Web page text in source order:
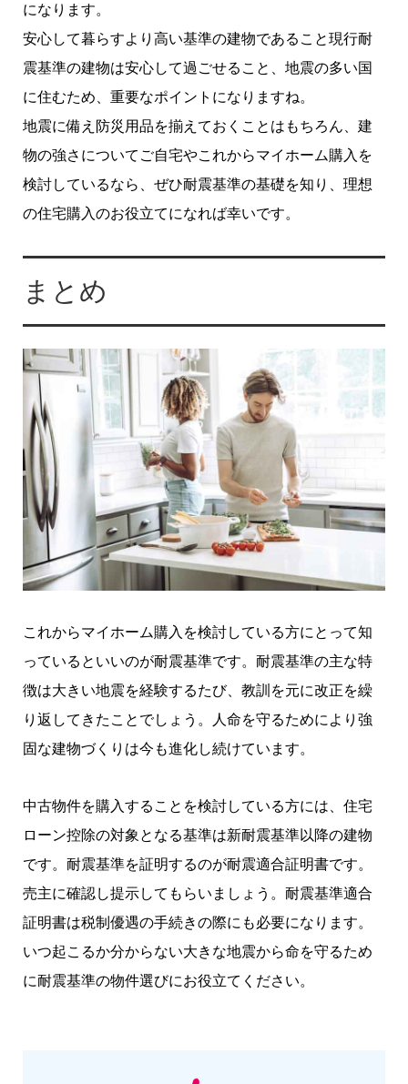
になります。
安心して暮らすより高い基準の建物であること現行耐
震基準の建物は安心して過ごせること、地震の多い国
に住むため、重要なポイントになりますね。
地震に備え防災用品を揃えておくことはもちろん、建
物の強さについてご自宅やこれからマイホーム購入を
検討しているなら、ぜひ耐震基準の基礎を知り、理想
の住宅購入のお役立てになれば幸いです。
まとめ
これからマイホーム購入を検討している方にとって知
っているといいのが耐震基準です。耐震基準の主な特
徴は大きい地震を経験するたび、教訓を元に改正を繰
り返してきたことでしょう。人命を守るためにより強
固な建物づくりは今も進化し続けています。
中古物件を購入することを検討している方には、住宅
ローン控除の対象となる基準は新耐震基準以降の建物
です。耐震基準を証明するのが耐震適合証明書です。
売主に確認し提示してもらいましょう。耐震基準適合
証明書は税制優遇の手続きの際にも必要になります。
いつ起こるか分からない大きな地震から命を守るため
に耐震基準の物件選びにお役立てください。